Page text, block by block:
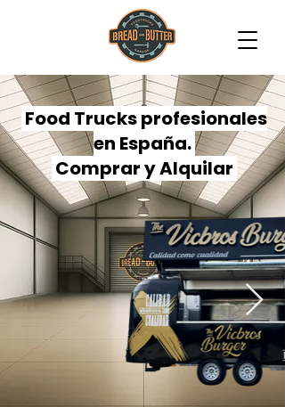
Food Trucks profesionales
en España.
Comprar y Alquilar